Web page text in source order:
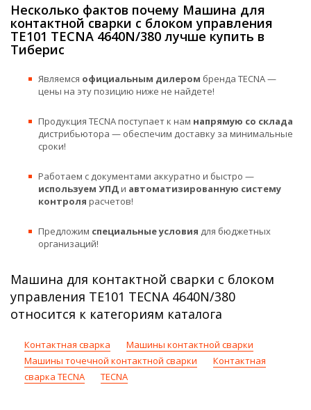
Несколько фактов почему Машина для
контактной сварки с блоком управления
TE101 TECNA 4640N/380 лучше купить в
Тиберис
Являемся официальным дилером бренда TECNA —
цены на эту позицию ниже не найдете!
Продукция TECNA поступает к нам напрямую со склада
дистрибьютора — обеспечим доставку за минимальные
сроки!
Работаем с документами аккуратно и быстро —
используем УПДи автоматизированную систему
контроля расчетов!
Предложим специальные условия для бюджетных
организаций!
Машина для контактной сварки с блоком
управления TE101 TECNA 4640N/380
относится к категориям каталога
Контактная сварка
Машины контактной сварки
Машины точечной контактной сварки
Контактная
сварка TECNA
TECNA